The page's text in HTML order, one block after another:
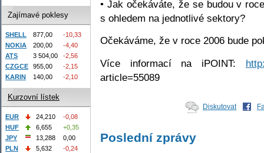
• Jak očekáváte, že se budou v
s ohledem na jednotlivé sektory?
Očekáváme, že v roce 2006 bude
Více informací na iPOINT:
article=55089
Diskutovat
Poslední zprávy
Zajímavé poklesy
SHELL 877,00
-10,33
NOKIA
200,00
-4,40
ATS
3 504,00
-2,56
CZGCE
955,00
-2,15
KARIN
140,00 -2,10
Kurzovní lístek
EUR 24,210
-0,08
HUF
6,655
+0,35
JPY
13,288
0,00
PLN
5,632
-0,24